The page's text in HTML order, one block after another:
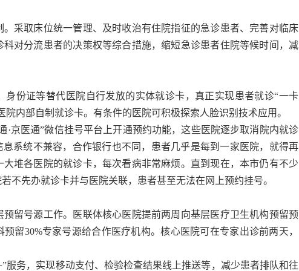
采取床位统一管理、及时收治有住院指征的急诊患者、完善对临床
对分流患者的决策权等综合措施，缩短急诊患者住院等候时间，减
身份证等替代医院自行发放的实体就诊卡，真正实现患者就诊“一卡
内部自制就诊卡。有条件的医院可积极探索人脸识别技术应用。
·京医通”微信挂号平台上开通预约功能，这些医院逐步取消院内就诊
系统不兼容，合作银行也不同，患者几乎是每到一家医院，就得再
堆各医院的就诊卡，每次看病非常麻烦。直到现在，本市仍有不少
不先办就诊卡并与医院关联，患者甚至无法在网上预约挂号。
留号源工作。医联体核心医院提前两周向基层医疗卫生机构预留预
留30%专家号源给合作医疗机构。核心医院可在专家出诊前两天，
服务，实现移动支付、检验检查结果线上推送等，减少患者排队和往